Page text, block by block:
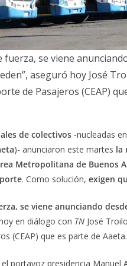
fuerza, se viene
aseguró hoy José
de Pasajeros (CEAP)
de colectivos -nucleadas
)- anunciaron este martes la
Metropolitana de Buenos
. Como solución, exigen
se viene anunciando
en diálogo con TN José
(CEAP) que es parte de Aaeta.
portavoz presidencia